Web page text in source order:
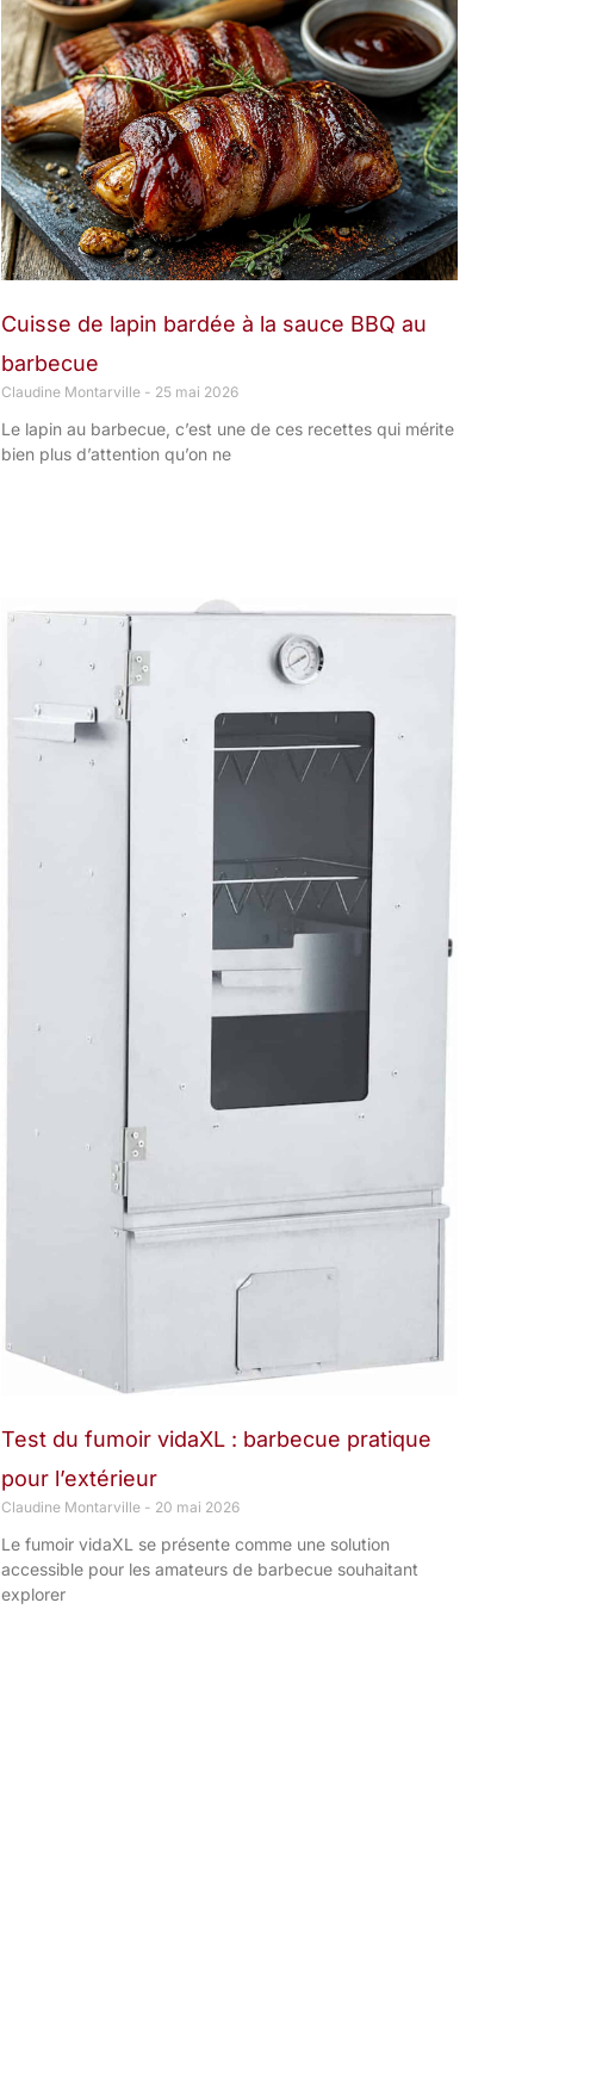
Cuisse de lapin bardée à la sauce BBQ au
barbecue
Claudine Montarville 25 mai 2026
Le lapin au barbecue, c’est une de ces recettes qui mérite
bien plus d’attention qu’on ne
Test du fumoir vidaXL : barbecue pratique
pour l’extérieur
Claudine Montarville 20 mai 2026
Le fumoir vidaXL se présente comme une solution
accessible pour les amateurs de barbecue souhaitant
explorer